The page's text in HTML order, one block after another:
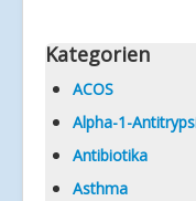
Mediathek
Aktuelles
Veranstaltungen
Informationen
Kategorien
ACOS
Alpha-1-
Antibiotika
Asthma